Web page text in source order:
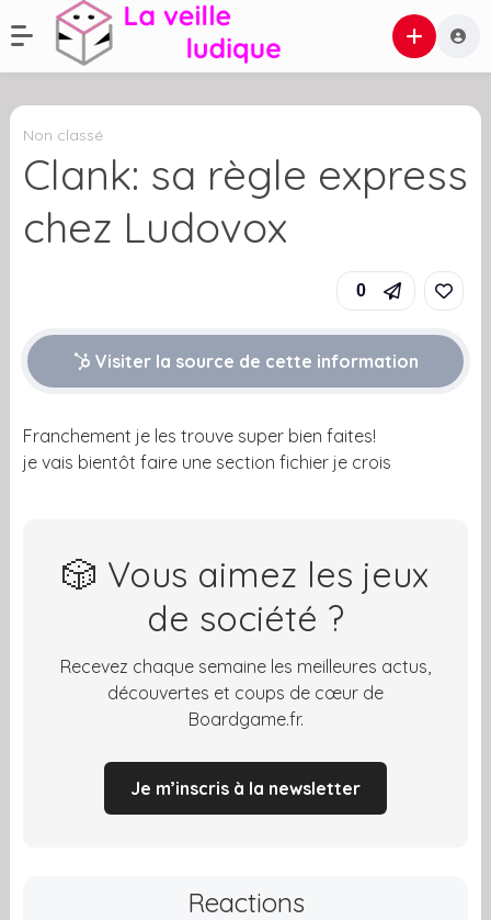
Non classé
Clank: sa règle express
chez Ludovox
0
Visiter la source de cette information
Franchement je les trouve super bien faites!
je vais bientôt faire une section fichier je crois
🎲 Vous aimez les jeux
de société ?
Recevez chaque semaine les meilleures actus,
découvertes et coups de cœur de
Boardgame.fr.
Je m’inscris à la newsletter
Reactions